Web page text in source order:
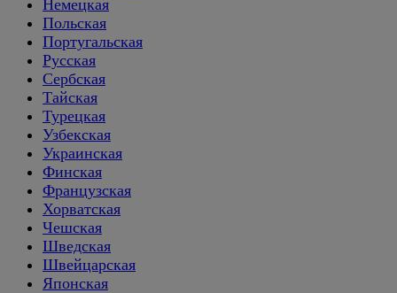
Немецкая
Польская
Португальская
Русская
Сербская
Тайская
Турецкая
Узбекская
Украинская
Финская
Французская
Хорватская
Чешская
Шведская
Швейцарская
Японская